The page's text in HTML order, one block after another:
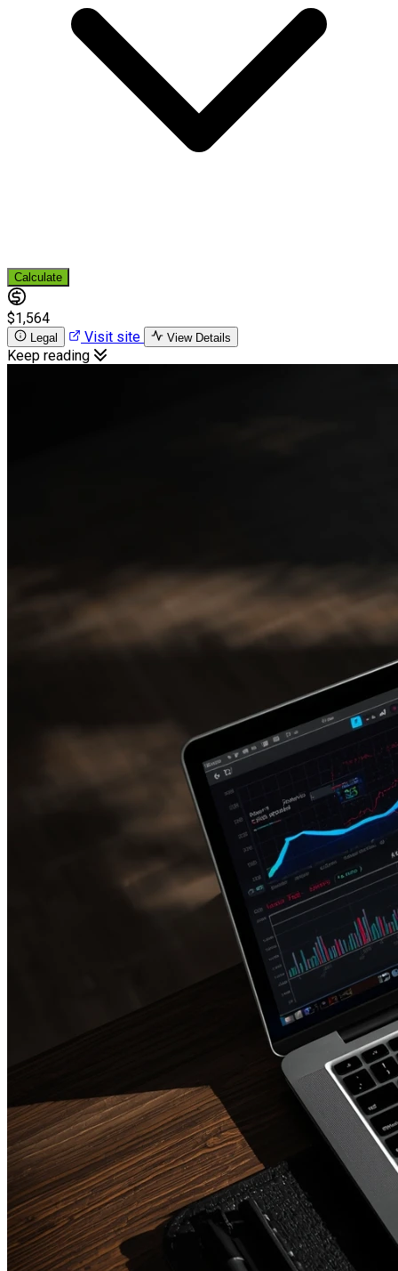
Calculate
$1,564
Legal Visit site View Details
Keep reading